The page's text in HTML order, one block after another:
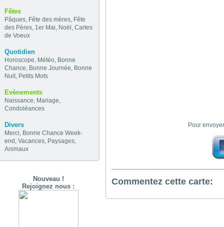
Fêtes
Pâques, Fête des mères, Fête
des Pères, 1er Mai, Noël , Cartes
de Voeux
Quotidien
Horoscope, Météo, Bonne
Chance, Bonne Journée, Bonne
Nuit, Petits Mots
Evènements
Naissance, Mariage,
Condoléances
Divers
Merci, Bonne Chance Week-
end , Vacances, Paysages,
Animaux
Nouveau !
Rejoignez nous :
Pour
Commentez cette carte: